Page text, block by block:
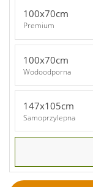
100x70cm
Premium
100x70cm
Wodoodporna
147x105cm
Samoprzylepna